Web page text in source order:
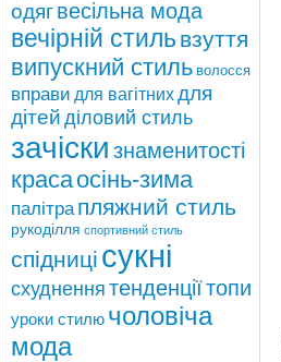
одягвесільна мода
вечірній стиль взуття
випускний стиль волосся
вправи для вагітнихдля
дітей діловий стиль
зачіски знаменитості
красаосінь-зима
палітра пляжний стиль
рукоділля спортивний стиль
спідниці сукні
схудненнятенденціїтопи
уроки стилю чоловіча
мода